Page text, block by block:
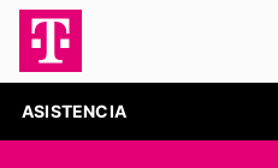
ASISTENCIA